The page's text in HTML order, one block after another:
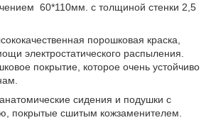
60*110мм. с толщиной стенки 2,5
порошковая краска,
электростатического распыления.
покрытие, которое очень устойчиво
сидения и подушки с
покрытые сшитым кожзаменителем.